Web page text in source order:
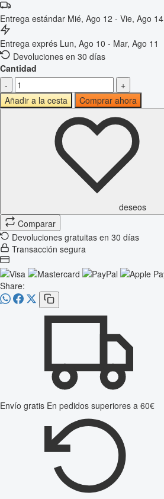
Entrega estándar Mié, Ago 12 - Vie, Ago 14
Entrega exprés Lun, Ago 10 - Mar, Ago 11
Devoluciones en 30 días
Cantidad
-
+
Añadir a la cesta
Comprar ahora
deseos
Comparar
Devoluciones gratuitas en 30 días
Transacción segura
Share:
Envío gratis En pedidos superiores a 60€